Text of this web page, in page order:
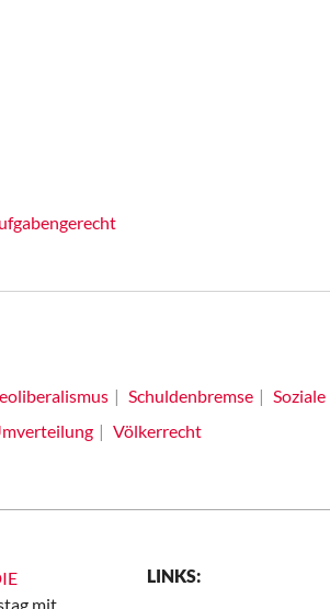
Schuldenbremse
Soziale
Völkerrecht
mit
LINKS: